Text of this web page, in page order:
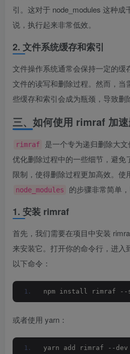
引。这对于 node_modules 这种成
说，执行起来非常低效。
2. 文件系统缓存和索引
文件操作系统通常会保持一定的缓
文件的读写和删除过程。然而，当
些缓存和索引会成为瓶颈，导致删
三、如何使用 rimraf 加速
rimraf
是一个专为递归删除大
优化删除过程中的一些细节，避免
限制，使得删除过程更加高效。使
node_modules 的步骤非常简单
1. 安装 rimraf
首先，我们需要在项目中安装
来安装它。打开你的命令行，进入
以下命令：
npm install rimraf --
或者使用 yarn：
yarn add rimraf --dev